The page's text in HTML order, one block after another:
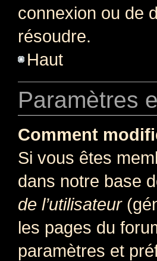
connexion ou de
résoudre.
Haut
Paramètres
Comment
Si vous êtes
dans notre base
de l’utilisateur
les pages du
paramètres et